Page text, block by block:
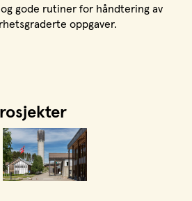
gode rutiner for håndtering av
oppgaver.